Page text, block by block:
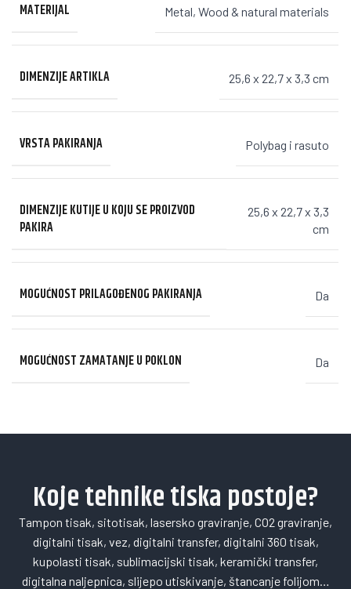
MATERIJAL Metal,Wood & natural materials
DIMENZIJE ARTIKLA 25,6 x 22,7 x 3,3 cm
VRSTA PAKIRANJA Polybag i rasuto
DIMENZIJE KUTIJE U KOJU SE PROIZVOD
PAKIRA
25,6 x 22,7 x 3,3
cm
MOGUĆNOST PRILAGOĐENOG PAKIRANJA Da
MOGUĆNOST ZAMATANJE U POKLON Da
Koje tehnike tiska postoje?
Tampon tisak, sitotisak, lasersko graviranje, CO2 graviranje,
digitalni tisak, vez, digitalni transfer, digitalni 360 tisak,
kupolasti tisak, sublimacijski tisak, keramički transfer,
digitalna naljepnica, slijepo utiskivanje, štancanje folijom…